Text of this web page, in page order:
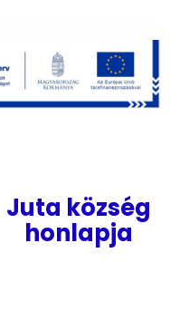
Juta község
honlapja